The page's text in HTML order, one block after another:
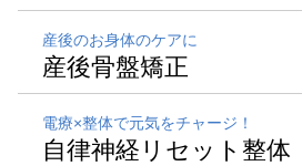
産後のお身体のケアに
産後骨盤矯正
電療×整体で元気をチャージ！
自律神経リセット整体